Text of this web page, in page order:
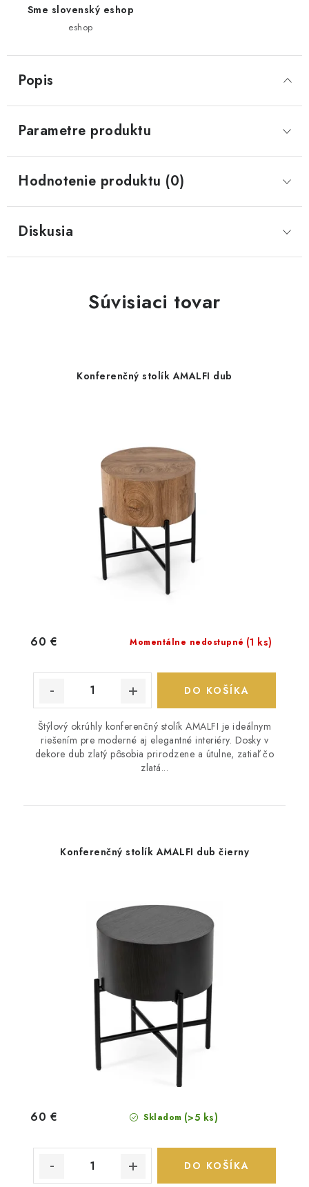
Sme slovenský eshop
eshop
Popis
Parametre produktu
Hodnotenie produktu (0)
Diskusia
Súvisiaci tovar
Konferenčný stolík AMALFI dub
Momentálne nedostupné (1 ks)
60 €
DO KOŠÍKA
Štýlový okrúhly konferenčný stolík AMALFI je ideálnym
riešením pre moderné aj elegantné interiéry. Dosky v
dekore dub zlatý pôsobia prirodzene a útulne, zatiaľ čo
zlatá...
Konferenčný stolík AMALFI dub čierny
Skladom (>5 ks)
60 €
DO KOŠÍKA